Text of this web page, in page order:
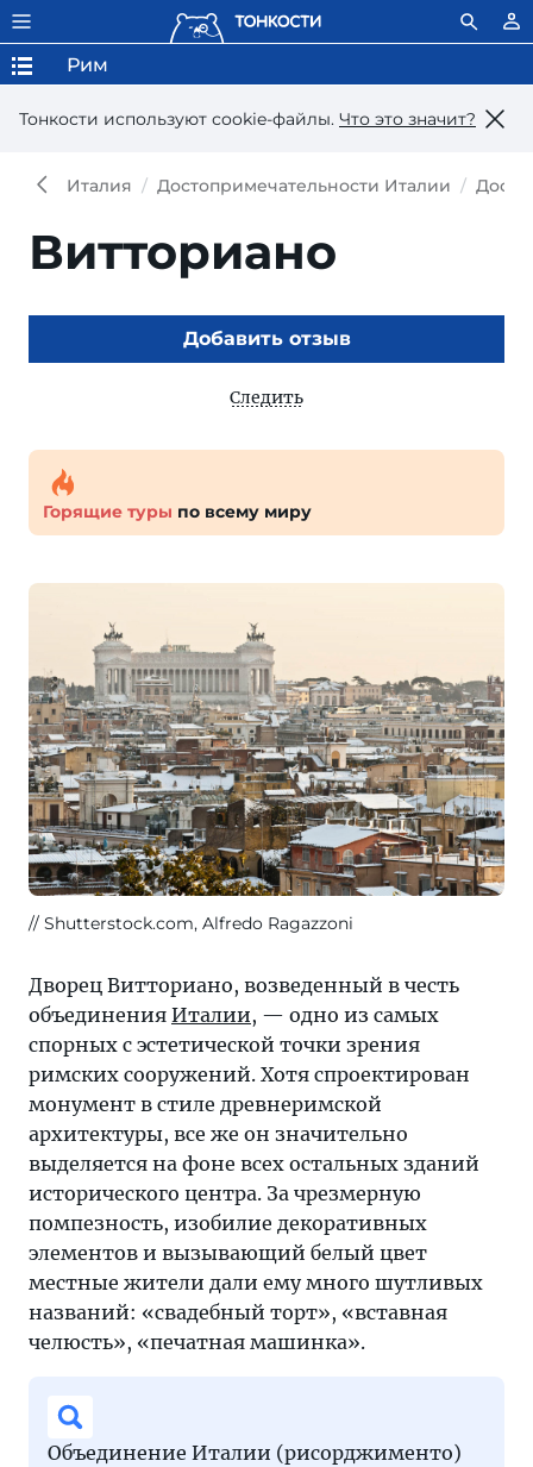
Тонкости используют сookie-файлы. Что это значит?
Рим
Италия Достопримечательности Италии
Витториано
Добавить отзыв
Следить
Горящие туры по всему миру
Shutterstock.com, Alfredo Ragazzoni
Дворец Витториано, возведенный в честь
объединения Италии, — одно из самых
спорных с эстетической точки зрения
римских сооружений. Хотя спроектирован
монумент в стиле древнеримской
архитектуры, все же он значительно
выделяется на фоне всех остальных зданий
исторического центра. За чрезмерную
помпезность, изобилие декоративных
элементов и вызывающий белый цвет
местные жители дали ему много шутливых
названий: «свадебный торт», «вставная
челюсть», «печатная машинка».
Объединение Италии (рисорджименто)